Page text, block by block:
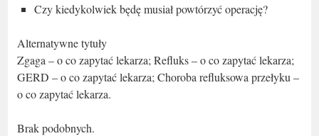
Czy kiedykolwiek będę musiał powtórzyć operację?
Alternatywne tytuły
Zgaga – o co zapytać lekarza; Refluks – o co zapytać lekarza;
GERD – o co zapytać lekarza; Choroba refluksowa przełyku –
o co zapytać lekarza.
Brak podobnych.